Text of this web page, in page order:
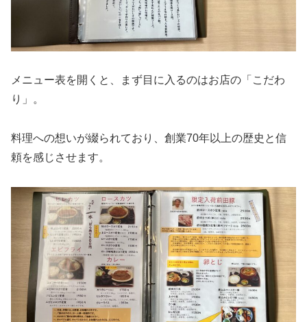
メニュー表を開くと、まず目に入るのはお店の「こだわ
り」。
料理への想いが綴られており、創業70年以上の歴史と信
頼を感じさせます。